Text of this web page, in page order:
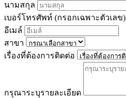
นามสกุล
เบอร์โทรศัพท์ (กรอกเฉพาะตัวเลข)
อีเมล์
สาขา
เรื่องที่ต้องการติดต่อ
กรุณาระบุรายละเอียด